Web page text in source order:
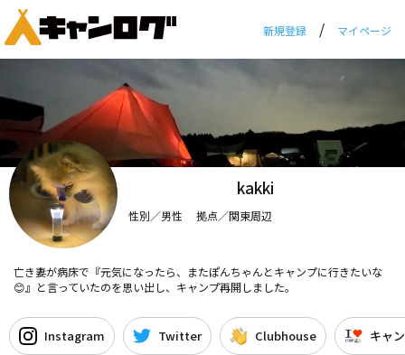
新規登録 / マイページ
kakki
性別／男性 拠点／関東周辺
亡き妻が病床で『元気になったら、またぽんちゃんとキャンプに行きたいな
😊』と言っていたのを思い出し、キャンプ再開しました。
Instagram Twitter Clubhouse キャ